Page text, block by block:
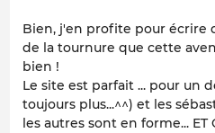
Bien, j'en profite pour écrire
de la tournure que cette
bien !
Le site est parfait ... pour un
toujours plus...^^) et les
les autres sont en forme... ET